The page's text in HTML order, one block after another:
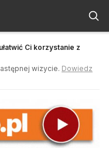
Ci korzystanie z
wizycie. Dowiedz